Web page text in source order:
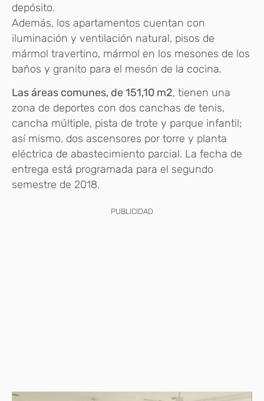
depósito.
Además, los apartamentos cuentan con
iluminación y ventilación natural, pisos de
mármol travertino, mármol en los mesones de los
baños y granito para el mesón de la cocina.
Las áreas comunes, de 151,10 m2, tienen una
zona de deportes con dos canchas de tenis,
cancha múltiple, pista de trote y parque infantil;
así mismo, dos ascensores por torre y planta
eléctrica de abastecimiento parcial. La fecha de
entrega está programada para el segundo
semestre de 2018.
PUBLICIDAD